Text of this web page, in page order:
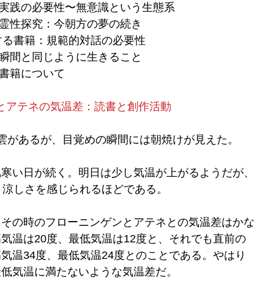
践の必要性〜無意識という生態系
性探究：今朝方の夢の続き
書籍：規範的対話の必要性
間と同じように生きること
籍について
アテネの気温差：読書と創作活動
あるが、目覚めの瞬間には朝焼けが見えた。
い日が続く。明日は少し気温が上がるようだが、
しさを感じられるほどである。
の時のフローニンゲンとアテネとの気温差はかな
温は20度、最低気温は12度と、それでも直前の
温34度、最低気温24度とのことである。やはり
気温に満たないような気温差だ。